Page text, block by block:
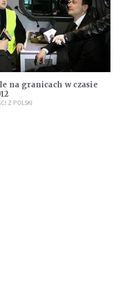
na granicach w czasie
Z POLSKI